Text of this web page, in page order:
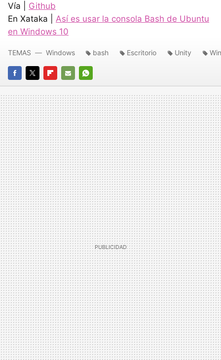
Vía | Github
En Xataka | Así es usar la consola Bash de Ubuntu
en Windows 10
FACEBOOK
TWITTERFLIPBOARD
E-
MAIL
WHATSAPP
TEMAS Windows bash Escritorio Unity